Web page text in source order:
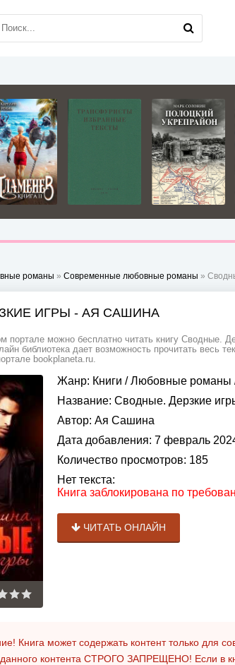
романы » Современные любовные романы »
ИГРЫ - АЯ САШИНА
портале можно бесплатно читать книгу
библиотека дает возможность прочитать весь
bookplaneta.ru.
Жанр: Книги /Любовные романы
Название: Сводные. Дерзкие
Автор: Ая Сашина
Дата добавления: 7 февраль
Количество просмотров: 185
Нет текста:
Книга заблокирована по
ЧИТАТЬ ОНЛАЙН
Книга может содержать контент только для
контента СТРОГО ЗАПРЕЩЕНО! Если в